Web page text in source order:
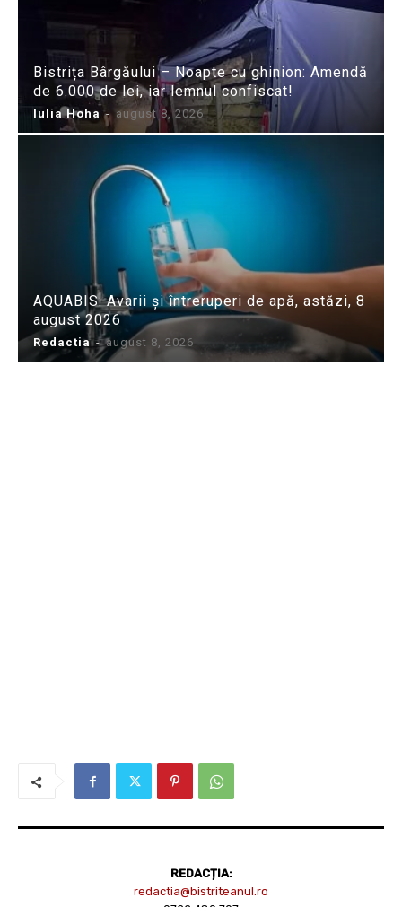
Bistrița Bârgăului – Noapte cu ghinion: Amendă
de 6.000 de lei, iar lemnul confiscat!
Iulia Hoha - august 8, 2026
AQUABIS: Avarii și întreruperi de apă, astăzi, 8
august 2026
Redactia - august 8, 2026
REDACȚIA:
redactia@bistriteanul.ro